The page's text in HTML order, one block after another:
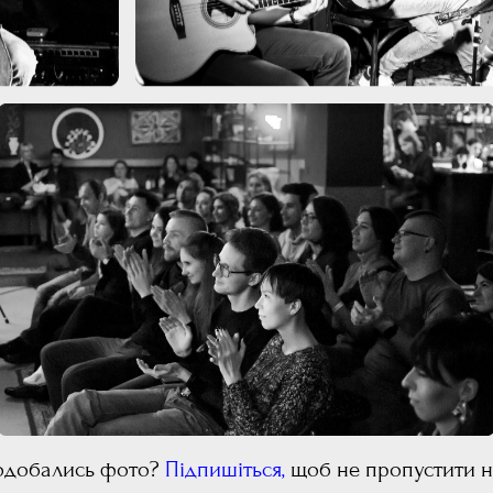
фото? Підпишіться, щоб не пропустити